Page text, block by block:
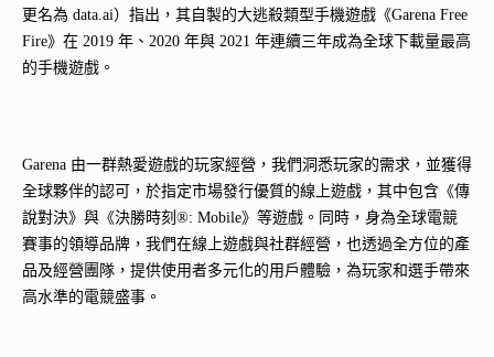
更名為 data.ai）指出，其自製的大逃殺類型手機遊戲《Garena Free
Fire》在 2019 年、2020 年與 2021 年連續三年成為全球下載量最高
的手機遊戲。
Garena 由一群熱愛遊戲的玩家經營，我們洞悉玩家的需求，並獲得
全球夥伴的認可，於指定市場發行優質的線上遊戲，其中包含《傳
說對決》與《決勝時刻®: Mobile》等遊戲。同時，身為全球電競
賽事的領導品牌，我們在線上遊戲與社群經營，也透過全方位的產
品及經營團隊，提供使用者多元化的用戶體驗，為玩家和選手帶來
高水準的電競盛事。